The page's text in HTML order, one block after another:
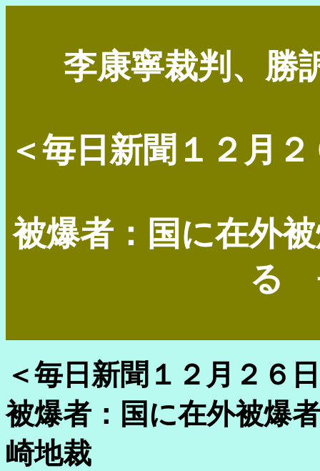
李康寧裁判、勝
＜毎日新聞１２月
被爆者：国に在外
る
＜毎日新聞１２月２６
被爆者：国に在外被爆
崎地裁